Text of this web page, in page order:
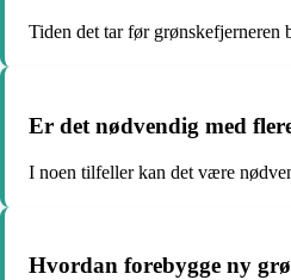
Tiden det tar før grønskefjerneren
Er det nødvendig med
I noen tilfeller kan det være
Hvordan forebygge ny